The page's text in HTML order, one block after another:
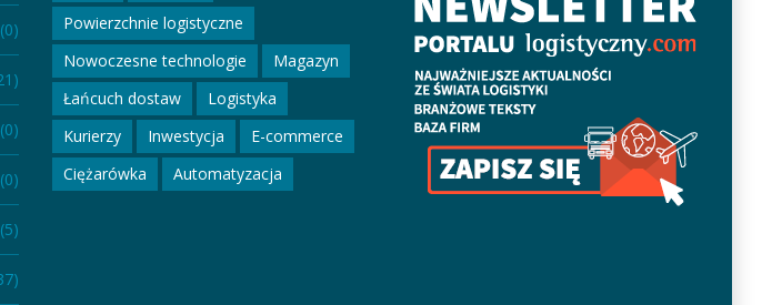
(0)
(0)
(0)
(5)
Powierzchnie logistyczne
Nowoczesne technologie
Magazyn
Łańcuch dostaw
Logistyka
Kurierzy
Inwestycja
E-commerce
Ciężarówka
Automatyzacja